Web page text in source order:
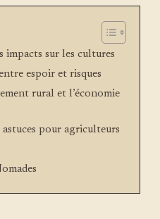
impacts sur les cultures
espoir et risques
rural et l’économie
pour agriculteurs